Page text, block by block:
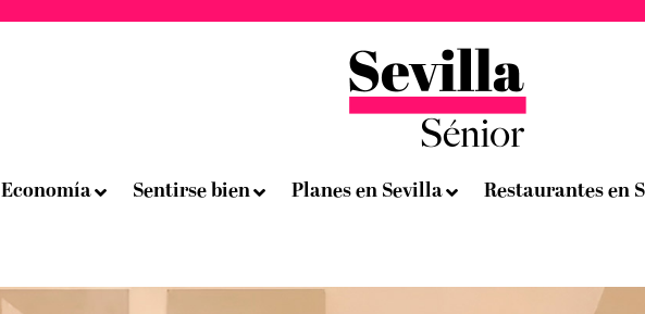
Economía Sentirse bien Planes en Sevilla Restaurantes en